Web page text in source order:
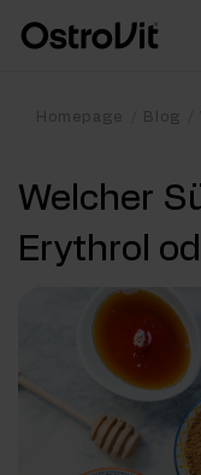
Homepage Blog
Welcher
Erythrol